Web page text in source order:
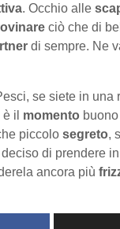
. Occhio alle
ciò che di
di sempre. Ne
se siete in una
il momento
piccolo segreto,
deciso di prendere
ancora più